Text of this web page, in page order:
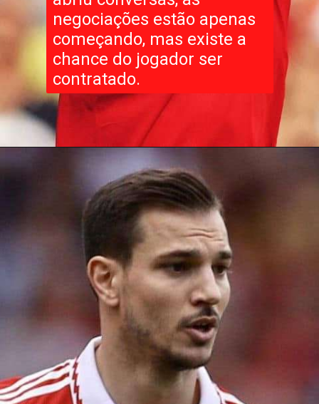
negociações estão apenas
começando, mas existe a
chance do jogador ser
contratado.